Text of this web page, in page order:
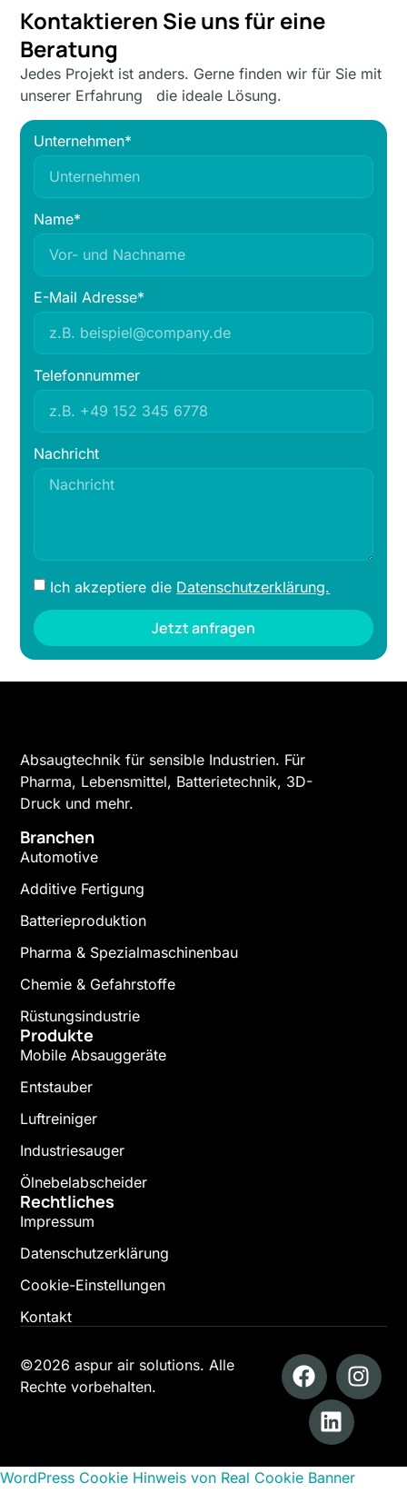
Kontaktieren Sie uns für eine
Beratung
Jedes Projekt ist anders. Gerne finden wir für Sie mit
unserer Erfahrung die ideale Lösung.
Unternehmen*
Name*
E-Mail Adresse*
Telefonnummer
Nachricht
Ich akzeptiere die Datenschutzerklärung.
Jetzt anfragen
Absaugtechnik für sensible Industrien. Für
Pharma, Lebensmittel, Batterietechnik, 3D-
Druck und mehr.
Branchen
Automotive
Additive Fertigung
Batterieproduktion
Pharma & Spezialmaschinenbau
Chemie & Gefahrstoffe
Rüstungsindustrie
Produkte
Mobile Absauggeräte
Entstauber
Luftreiniger
Industriesauger
Ölnebelabscheider
Rechtliches
Impressum
Datenschutzerklärung
Cookie-Einstellungen
Kontakt
©2026 aspur air solutions. Alle
Rechte vorbehalten.
WordPress Cookie Hinweis von Real Cookie Banner